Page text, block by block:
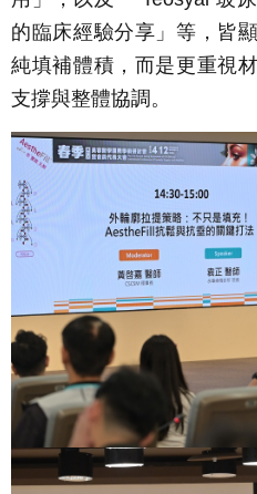
的臨床經驗分享」等，皆
純填補體積，而是更重視
支撐與整體協調。